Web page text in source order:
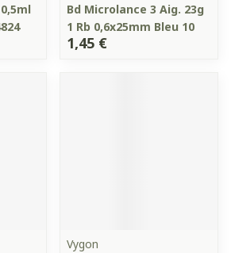
Bd Microlance 3 Aig. 23g
1 Rb 0,6x25mm Bleu 10
1,45 €
Vygon